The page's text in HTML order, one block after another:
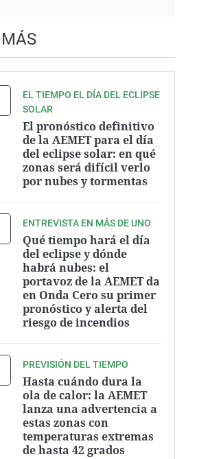
EL TIEMPO EL DÍA DEL ECLIPSE
SOLAR
El pronóstico definitivo
de la AEMET para el día
del eclipse solar: en qué
zonas será difícil verlo
por nubes y tormentas
ENTREVISTA EN MÁS DE UNO
Qué tiempo hará el día
del eclipse y dónde
habrá nubes: el
portavoz de la AEMET da
en Onda Cero su primer
pronóstico y alerta del
riesgo de incendios
PREVISIÓN DEL TIEMPO
Hasta cuándo dura la
ola de calor: la AEMET
lanza una advertencia a
estas zonas con
temperaturas extremas
de hasta 42 grados